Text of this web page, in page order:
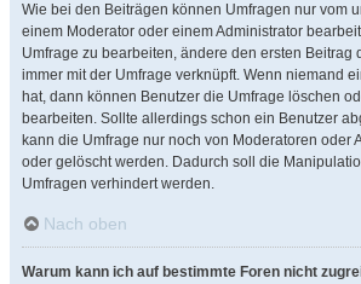
Wie bei den Beiträgen können Umfragen nur vom
einem Moderator oder einem Administrator
Umfrage zu bearbeiten, ändere den ersten Beitrag
immer mit der Umfrage verknüpft. Wenn niemand
hat, dann können Benutzer die Umfrage löschen
bearbeiten. Sollte allerdings schon ein Benutzer
kann die Umfrage nur noch von Moderatoren oder
oder gelöscht werden. Dadurch soll die
Umfragen verhindert werden.
Nach oben
Warum kann ich auf bestimmte Foren nicht